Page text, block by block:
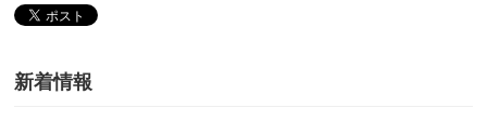
新着情報